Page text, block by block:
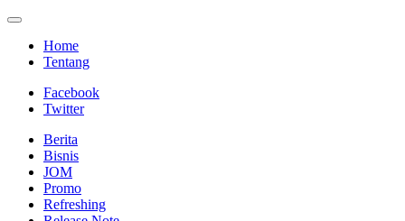
Home
Tentang
Facebook
Twitter
Berita
Bisnis
JOM
Promo
Refreshing